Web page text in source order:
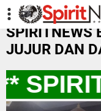
-->
SPIRITNEWS
JUJUR DAN